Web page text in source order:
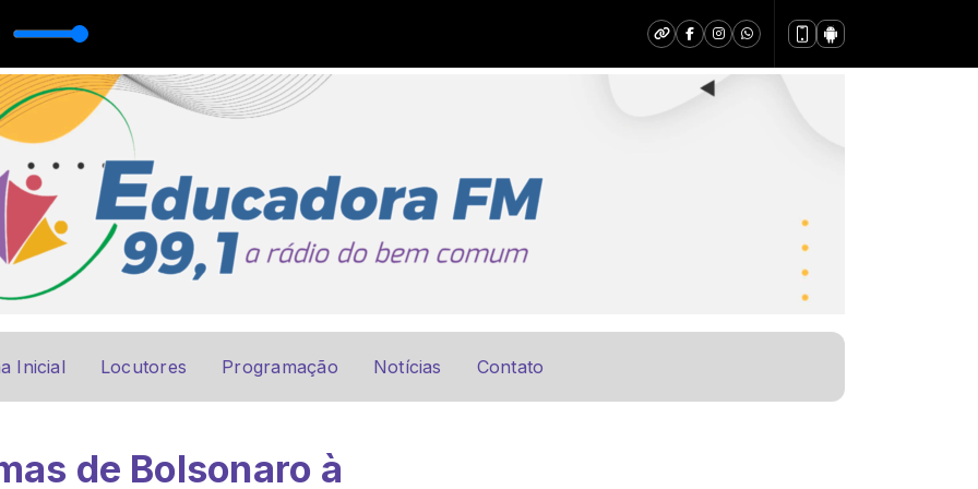
Inicial Locutores Programação Notícias Contato
de Bolsonaro à